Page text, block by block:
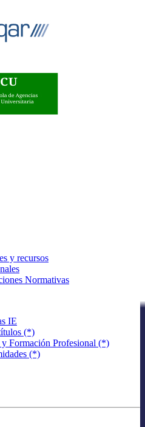
y recursos
Normativas
IE
(*)
Formación Profesional (*)
(*)